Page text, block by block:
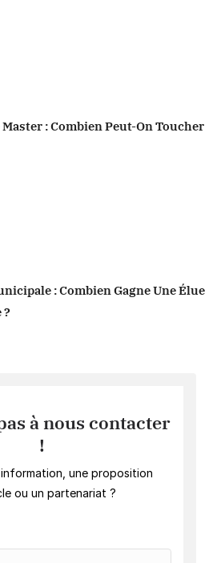
: Combien Peut-On Toucher
: Combien Gagne Une Élue
?
à nous contacter
!
information, une proposition
ou un partenariat ?